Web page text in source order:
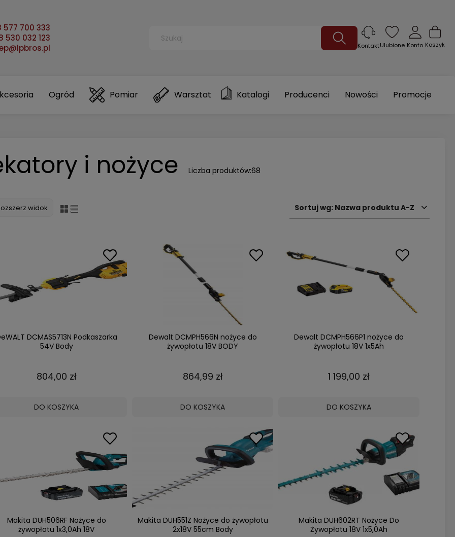
577 700 333
530 032 123
Koszyk
Konto
Ulubione
Kontakt
Ogród Pomiar Warsztat Katalogi Producenci Nowości Promocje
i nożyce Liczba produktów:68
widok Sortuj wg: Nazwa produktu A-Z
DCMAS5713N Podkaszarka
54V Body
804,00 zł
DO KOSZYKA
Dewalt DCMPH566N nożyce do
żywopłotu 18V BODY
864,99 zł
DO KOSZYKA
Dewalt DCMPH566P1 nożyce do
żywopłotu 18V 1x5Ah
1 199,00 zł
DO KOSZYKA
Makita DUH506RF Nożyce do
żywopłotu 1x3,0Ah 18V
Makita DUH551Z Nożyce do żywopłotu
2x18V 55cm Body
Makita DUH602RT Nożyce Do
Żywopłotu 18V 1x5,0Ah